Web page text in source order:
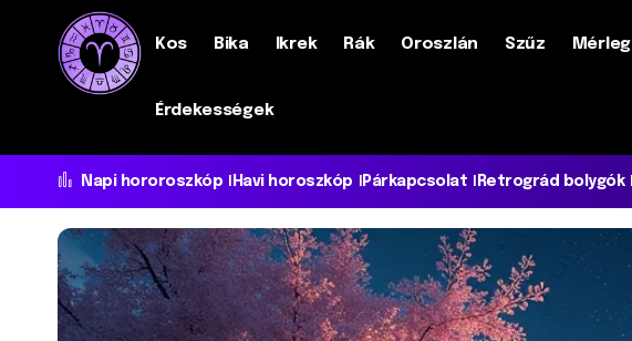
Kos Bika Ikrek Rák Oroszlán Szűz Mérleg
Érdekességek
Napi hororoszkóp Havi horoszkóp Párkapcsolat Retrográd bolygók